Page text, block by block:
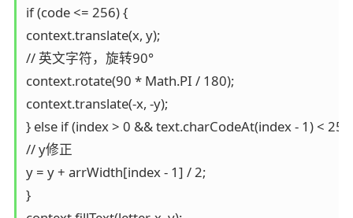
if (code <= 256) {
context.translate(x, y);
// 英文字符，旋转90°
context.rotate(90 * Math.PI / 180);
context.translate(-x, -y);
} else if (index > 0 && text.charCodeAt(index - 1) <
// y修正
y = y + arrWidth[index - 1] / 2;
}